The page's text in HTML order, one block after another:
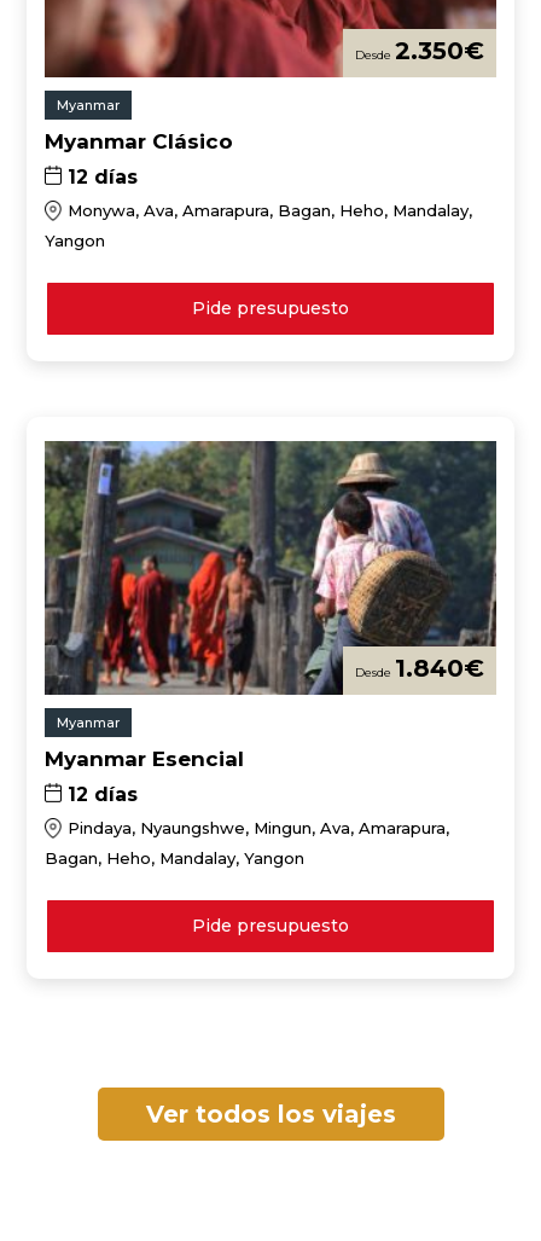
2.350€
Myanmar
Myanmar Clásico
12 días
Monywa, Ava, Amarapura, Bagan, Heho, Mandalay,
Yangon
Pide presupuesto
1.840€
Myanmar
Myanmar Esencial
12 días
Pindaya, Nyaungshwe, Mingun, Ava, Amarapura,
Bagan, Heho, Mandalay, Yangon
Pide presupuesto
Ver todos los viajes